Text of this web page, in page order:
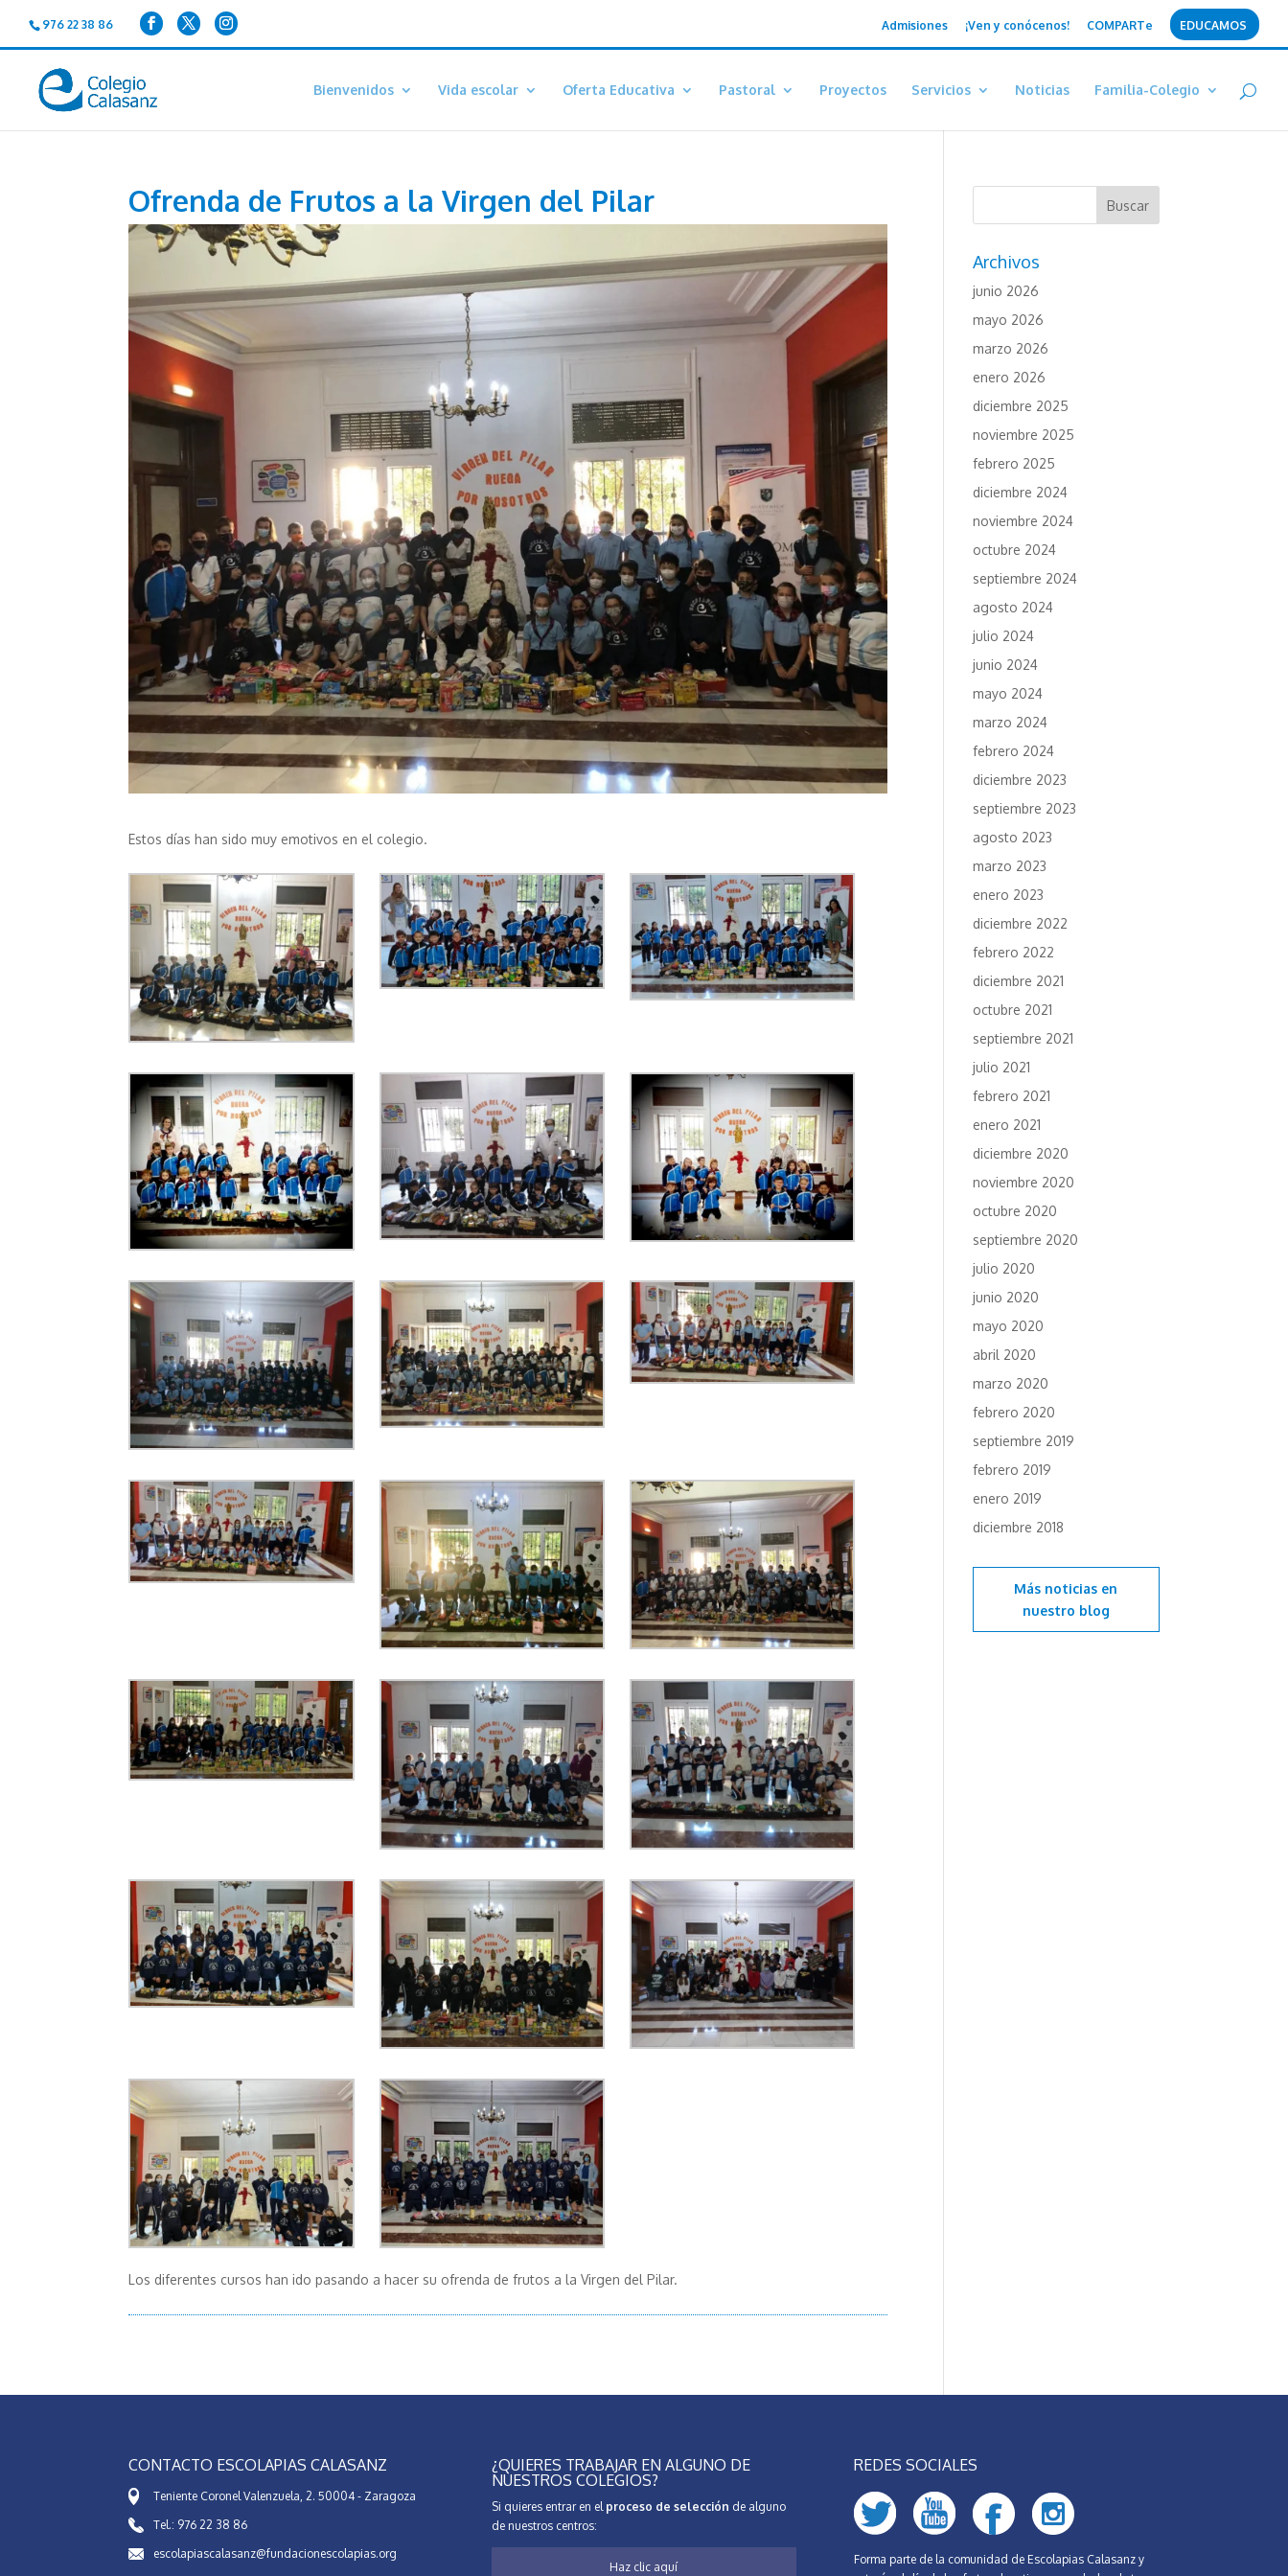
976 22 38 86 Admisiones ¡Ven y conócenos! COMPARTe EDUCAMOS
Bienvenidos Vida escolar Oferta Educativa Pastoral Proyectos Servicios Noticias Familia-Colegio
Ofrenda de Frutos a la Virgen del Pilar
Estos días han sido muy emotivos en el colegio.
Los diferentes cursos han ido pasando a hacer su ofrenda de frutos a la Virgen del Pilar.
Archivos
junio 2026
mayo 2026
marzo 2026
enero 2026
diciembre 2025
noviembre 2025
febrero 2025
diciembre 2024
noviembre 2024
octubre 2024
septiembre 2024
agosto 2024
julio 2024
junio 2024
mayo 2024
marzo 2024
febrero 2024
diciembre 2023
septiembre 2023
agosto 2023
marzo 2023
enero 2023
diciembre 2022
febrero 2022
diciembre 2021
octubre 2021
septiembre 2021
julio 2021
febrero 2021
enero 2021
diciembre 2020
noviembre 2020
octubre 2020
septiembre 2020
julio 2020
junio 2020
mayo 2020
abril 2020
marzo 2020
febrero 2020
septiembre 2019
febrero 2019
enero 2019
diciembre 2018
Más noticias en
nuestro blog
CONTACTO ESCOLAPIAS CALASANZ
Teniente Coronel Valenzuela, 2. 50004 - Zaragoza
Tel.: 976 22 38 86
escolapiascalasanz@fundacionescolapias.org
¿QUIERES TRABAJAR EN ALGUNO DE
NUESTROS COLEGIOS?
Si quieres entrar en el proceso de selección de alguno
de nuestros centros:
Haz clic aquí
REDES SOCIALES
Forma parte de la comunidad de Escolapias Calasanz y